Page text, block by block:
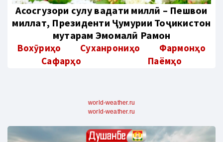
Aсосгузори сулҳу ваҳдати миллӣ – Пешвои
миллат, Президенти Ҷумҳурии Тоҷикистон
муҳтарам Эмомалӣ Раҳмон
Вохӯриҳо Суханрониҳо
Фармонҳо
Сафарҳо
Паёмҳо
world-weather.ru
world-weather.ru